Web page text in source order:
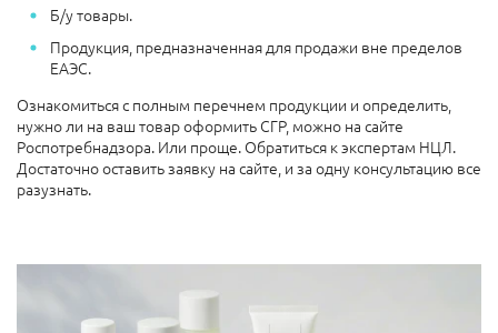
Б/у товары.
Продукция, предназначенная для продажи вне пределов
ЕАЭС.
Ознакомиться с полным перечнем продукции и определить,
нужно ли на ваш товар оформить СГР, можно на сайте
Роспотребнадзора. Или проще. Обратиться к экспертам НЦЛ.
Достаточно оставить заявку на сайте, и за одну консультацию все
разузнать.